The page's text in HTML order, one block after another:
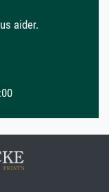
aider.